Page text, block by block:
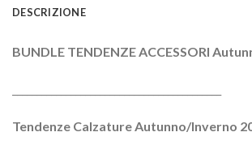
DESCRIZIONE
BUNDLE TENDENZE ACCESSORI
Tendenze Calzature Autunno/Inverno